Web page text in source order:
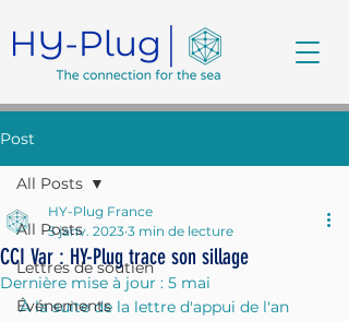
Post
All Posts
Lettres de soutien
Événements
All Posts
CCI Var : HY-Plug trace son sillage
HY-Plug France
5 janv. 2023 3 min de lecture
Dernière mise à jour : 5 mai
À la suite de la lettre d'appui de l'an